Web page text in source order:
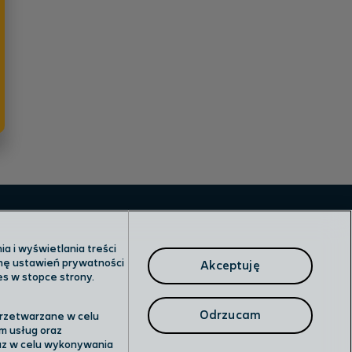
i wyświetlania treści
ustawień prywatności
w stopce strony.
w celu
usług oraz
w celu wykonywania
Akceptuję
Odrzucam